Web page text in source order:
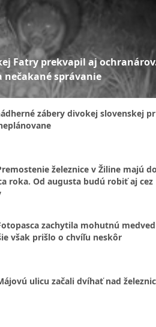
Fatry prekvapil aj
nečakané správanie
zábery divokej slovenskej
železnice v Žiline majú
roka. Od augusta budú robiť aj cez
zachytila mohutnú
však prišlo o chvíľu neskôr
ulicu začali dvíhať nad